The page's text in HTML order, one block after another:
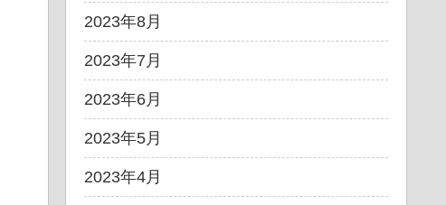
2023年8月
2023年7月
2023年6月
2023年5月
2023年4月